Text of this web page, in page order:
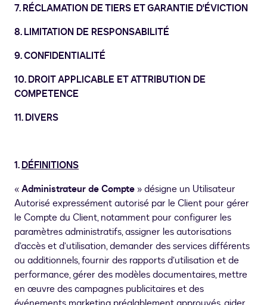
7. RÉCLAMATION DE TIERS ET GARANTIE D'ÉVICTION
8. LIMITATION DE RESPONSABILITÉ
9. CONFIDENTIALITÉ
10. DROIT APPLICABLE ET ATTRIBUTION DE
COMPETENCE
11. DIVERS
1.DÉFINITIONS
«Administrateur de Compte » désigne un Utilisateur
Autorisé expressément autorisé par le Client pour gérer
le Compte du Client, notamment pour configurer les
paramètres administratifs, assigner les autorisations
d’accès et d’utilisation, demander des services différents
ou additionnels, fournir des rapports d’utilisation et de
performance, gérer des modèles documentaires, mettre
en œuvre des campagnes publicitaires et des